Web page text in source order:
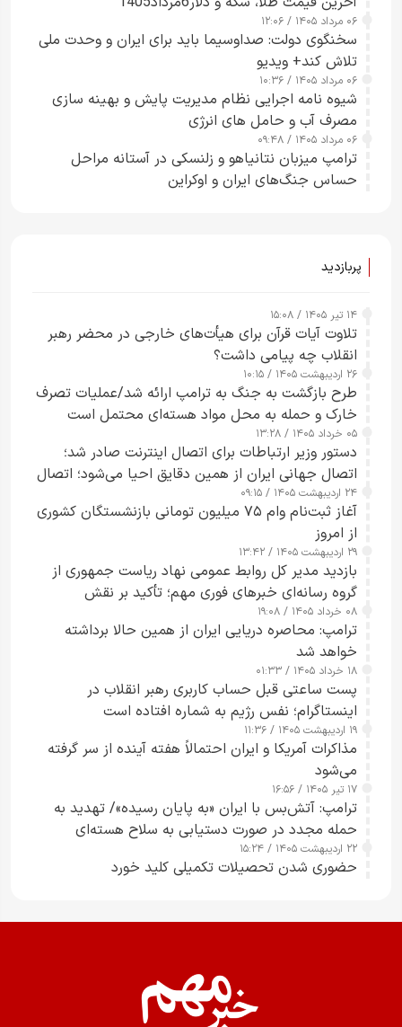
ساعت از بین ببرم+ ویدیو
۰۶ مرداد ۱۴۰۵ / ۱۲:۰۶
سخنگوی دولت: صداوسیما باید برای ایران و وحدت ملی
تلاش کند+ ویدیو
۰۶ مرداد ۱۴۰۵ / ۱۰:۳۶
شیوه نامه اجرایی نظام مدیریت پایش و بهینه سازی
مصرف آب و حامل های انرژی
۰۶ مرداد ۱۴۰۵ / ۰۹:۴۸
ترامپ میزبان نتانیاهو و زلنسکی در آستانه مراحل
حساس جنگ‌های ایران و اوکراین
پربازدید
۱۴ تیر ۱۴۰۵ / ۱۵:۰۸
تلاوت آیات قرآن برای هیأت‌های خارجی در محضر رهبر
انقلاب چه پیامی داشت؟
۲۶ اردیبهشت ۱۴۰۵ / ۱۰:۱۵
طرح‌ بازگشت به جنگ به ترامپ ارائه شد/عملیات تصرف
خارک و حمله به محل مواد هسته‌ای محتمل است
۰۵ خرداد ۱۴۰۵ / ۱۳:۲۸
دستور وزیر ارتباطات برای اتصال اینترنت صادر شد؛
اتصال جهانی ایران از همین دقایق احیا می‌شود؛ اتصال
کامل مردم تا ۲۴ ساعت آینده
۲۴ اردیبهشت ۱۴۰۵ / ۰۹:۱۵
آغاز ثبت‌نام وام ۷۵ میلیون تومانی بازنشستگان کشوری
از امروز
۲۹ اردیبهشت ۱۴۰۵ / ۱۳:۴۲
بازدید مدیر کل روابط عمومی نهاد ریاست جمهوری از
گروه رسانه‌ای خبرهای فوری مهم؛ تأکید بر نقش
رسانه‌های هوشمند و مسئول در ارتقای آگاهی عمومی
۰۸ خرداد ۱۴۰۵ / ۱۹:۰۸
ترامپ: محاصره دریایی ایران از همین حالا برداشته
خواهد شد
۱۸ خرداد ۱۴۰۵ / ۰۱:۳۳
پست ساعتی قبل حساب کاربری رهبر انقلاب در
اینستاگرام؛ نفس رژیم به شماره افتاده است​
۱۹ اردیبهشت ۱۴۰۵ / ۱۱:۳۶
مذاکرات آمریکا و ایران احتمالاً هفته آینده از سر گرفته
می‌شود
۱۷ تیر ۱۴۰۵ / ۱۶:۵۶
ترامپ: آتش‌بس با ایران «به پایان رسیده»/ تهدید به
حمله مجدد در صورت دستیابی به سلاح هسته‌ای
۲۲ اردیبهشت ۱۴۰۵ / ۱۵:۲۴
حضوری شدن تحصیلات تکمیلی کلید خورد